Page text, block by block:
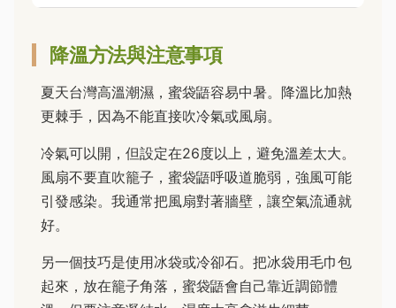
降溫方法與注意事項
夏天台灣高溫潮濕，蜜袋鼯容易中暑。降溫比加熱
更棘手，因為不能直接吹冷氣或風扇。
冷氣可以開，但設定在26度以上，避免溫差太大。
風扇不要直吹籠子，蜜袋鼯呼吸道脆弱，強風可能
引發感染。我通常把風扇對著牆壁，讓空氣流通就
好。
另一個技巧是使用冰袋或冷卻石。把冰袋用毛巾包
起來，放在籠子角落，蜜袋鼯會自己靠近調節體